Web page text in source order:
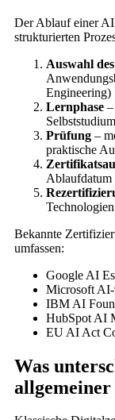
Der Ablauf einer
strukturierten
Auswahl
Engineering)
Lernphase
Prüfung –
praktische
Ablaufdatum
Bekannte
umfassen:
Google AI
Microsoft
IBM AI
HubSpot AI
EU AI Act
Was